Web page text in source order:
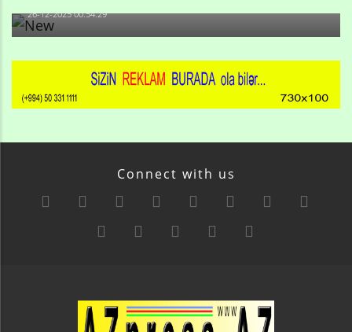
26-12-2025 00:54:29
Connect with us